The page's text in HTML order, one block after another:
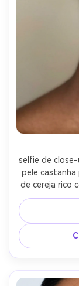
selfie de
pele castanha
de cereja rico
destaques
separados,
limpo,
natural
realista, olhar